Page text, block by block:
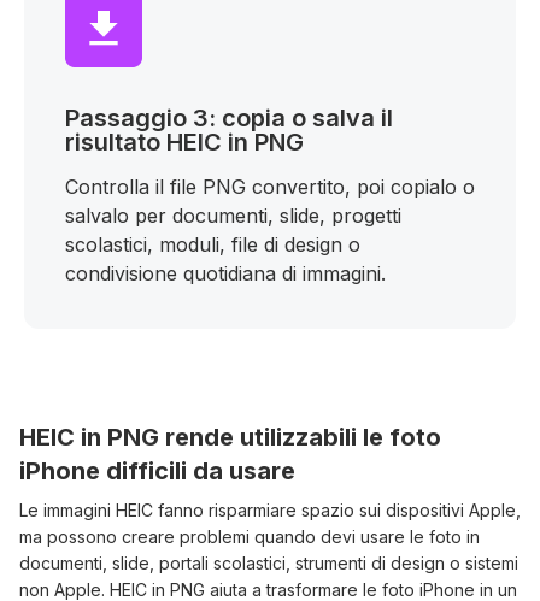
Passaggio 3: copia o salva il
risultato HEIC in PNG
Controlla il file PNG convertito, poi copialo o
salvalo per documenti, slide, progetti
scolastici, moduli, file di design o
condivisione quotidiana di immagini.
HEIC in PNG rende utilizzabili le foto
iPhone difficili da usare
Le immagini HEIC fanno risparmiare spazio sui dispositivi Apple,
ma possono creare problemi quando devi usare le foto in
documenti, slide, portali scolastici, strumenti di design o sistemi
non Apple. HEIC in PNG aiuta a trasformare le foto iPhone in un